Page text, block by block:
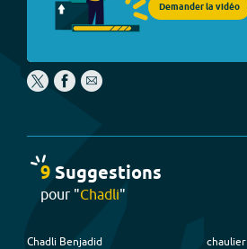
Demander la vidéo
9Suggestions
pour "Chadli"
Chadli Benjadid
chaulier